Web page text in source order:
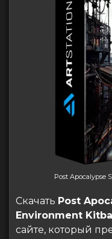
Post Apocalypse
Скачать Post
Environment
сайте, который